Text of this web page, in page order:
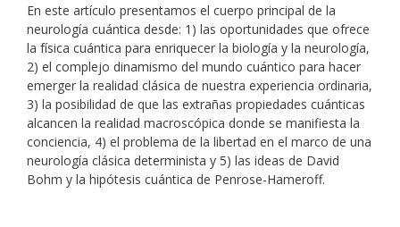
En este artículo presentamos el cuerpo principal de la
neurología cuántica desde: 1) las oportunidades que ofrece
la física cuántica para enriquecer la biología y la neurología,
2) el complejo dinamismo del mundo cuántico para hacer
emerger la realidad clásica de nuestra experiencia ordinaria,
3) la posibilidad de que las extrañas propiedades cuánticas
alcancen la realidad macroscópica donde se manifiesta la
conciencia, 4) el problema de la libertad en el marco de una
neurología clásica determinista y 5) las ideas de David
Bohm y la hipótesis cuántica de Penrose-Hameroff.